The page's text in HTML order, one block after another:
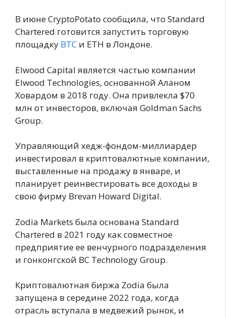
В июне CryptoPotato сообщила, что Standard
Chartered готовится запустить торговую
площадку BTC и ETH в Лондоне.
Elwood Capital является частью компании
Elwood Technologies, основанной Аланом
Ховардом в 2018 году. Она привлекла $70
млн от инвесторов, включая Goldman Sachs
Group.
Управляющий хедж-фондом-миллиардер
инвестировал в криптовалютные компании,
выставленные на продажу в январе, и
планирует реинвестировать все доходы в
свою фирму Brevan Howard Digital.
Zodia Markets была основана Standard
Chartered в 2021 году как совместное
предприятие ее венчурного подразделения
и гонконгской BC Technology Group.
Криптовалютная биржа Zodia была
запущена в середине 2022 года, когда
отрасль вступала в медвежий рынок, и